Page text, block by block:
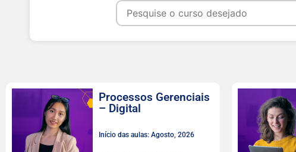
Processos Gerenciais
– Digital
Início das aulas: Agosto, 2026